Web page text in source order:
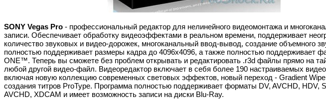
SONY Vegas Pro - профессиональный редактор для нелинейного видеомонтажа и
записи. Обеспечивает обработку видеоэффектами в реальном времени, поддерживает
количество звуковых и видео-дорожек, многоканальный ввод-вывод, создание объемного
полностью поддерживает размеры кадра до 4096х4096, а также полностью поддерживает
ONE™. Теперь вы сможете без проблем открывать и редактировать .r3d файлы прямо на
любой другой видео-файл. Видеоредактор включает в себя более 190 настраиваемых
включая новую коллекцию современных световых эффектов, новый переход - Gradient
создания титров ProType. Программа полностью поддерживает форматы DV, AVCHD, HDV,
AVCHD, XDCAM и имеет возможность записи на диски Blu-Ray.